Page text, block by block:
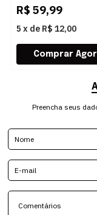
R$ 59,99
5 x de R$ 12,00
Preencha seus